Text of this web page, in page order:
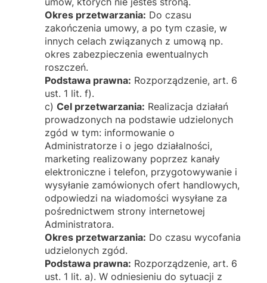
Okres przetwarzania: Do czasu
zakończenia umowy, a po tym czasie, w
innych celach związanych z umową np.
okres zabezpieczenia ewentualnych
roszczeń.
Podstawa prawna: Rozporządzenie, art. 6
ust. 1 lit. f).
c) Cel przetwarzania: Realizacja działań
prowadzonych na podstawie udzielonych
zgód w tym: informowanie o
Administratorze i o jego działalności,
marketing realizowany poprzez kanały
elektroniczne i telefon, przygotowywanie i
wysyłanie zamówionych ofert handlowych,
odpowiedzi na wiadomości wysyłane za
pośrednictwem strony internetowej
Administratora.
Okres przetwarzania: Do czasu wycofania
udzielonych zgód.
Podstawa prawna: Rozporządzenie, art. 6
ust. 1 lit. a). W odniesieniu do sytuacji z